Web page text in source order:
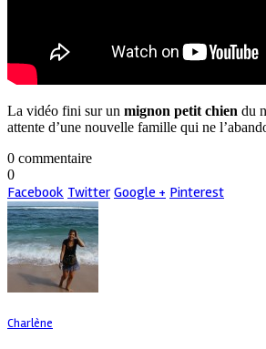
La vidéo fini sur un mignon petit chien du
attente d’une nouvelle famille qui ne
0 commentaire
0
Facebook Twitter Google + Pinterest
Charlène